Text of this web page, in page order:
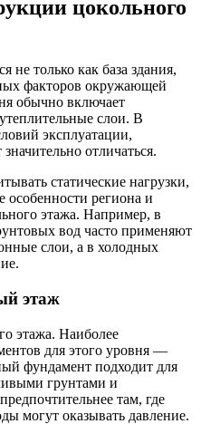
цокольного
не только как база здания,
факторов окружающей
обычно включает
слои. В
эксплуатации,
отличаться.
статические нагрузки,
особенности региона и
этажа. Например, в
вод часто применяют
слои, а в холодных
этаж
этажа. Наиболее
для этого уровня —
фундамент подходит для
грунтами и
там, где
могут оказывать давление.